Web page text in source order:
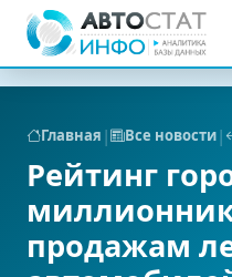
Главная | Все новости|
Рейтинг
продажам